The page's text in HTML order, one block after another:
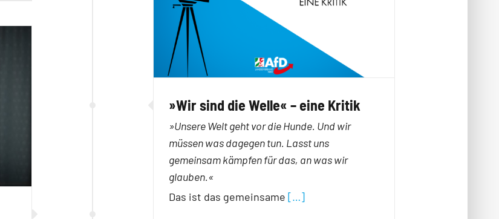
»Wir sind die Welle« – eine Kritik
»Unsere Welt geht vor die Hunde. Und wir
müssen was dagegen tun. Lasst uns
gemeinsam kämpfen für das, an was wir
glauben.«
Das ist das gemeinsame […]